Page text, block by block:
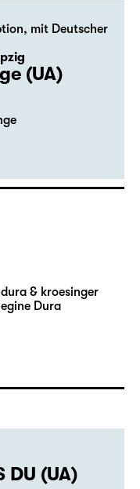
, mit Deutscher
(UA)
& kroesinger
Dura
DU (UA)